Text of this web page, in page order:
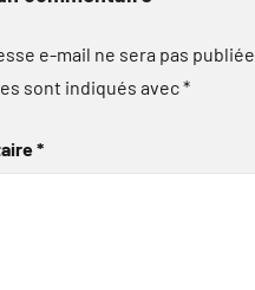
e-mail ne sera pas publiée.
sont indiqués avec*
*